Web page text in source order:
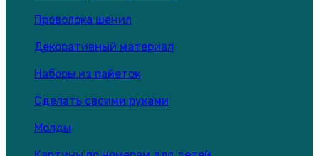
Проволока шенил
Декоративный материал
Наборы из пайеток
Сделать своими руками
Молды